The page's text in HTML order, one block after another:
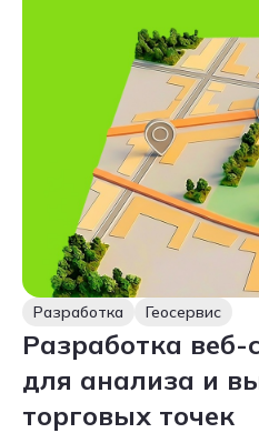
Разработка Геосервис
Разработка веб-
для анализа и
торговых точек